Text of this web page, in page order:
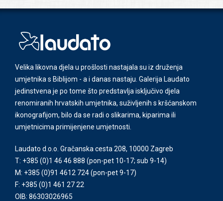
Velika likovna djela u prošlosti nastajala su iz druženja
umjetnika s Biblijom - a i danas nastaju. Galerija Laudato
jedinstvena je po tome što predstavlja isključivo djela
renomiranih hrvatskih umjetnika, suživljenih s kršćanskom
ikonografijom, bilo da se radi o slikarima, kiparima ili
umjetnicima primijenjene umjetnosti.
Laudato d.o.o. Gračanska cesta 208, 10000 Zagreb
T: +385 (0)1 46 46 888 (pon-pet 10-17; sub 9-14)
M: +385 (0)91 4612 724(pon-pet 9-17)
F: +385 (0)1 461 27 22
OIB: 86303026965